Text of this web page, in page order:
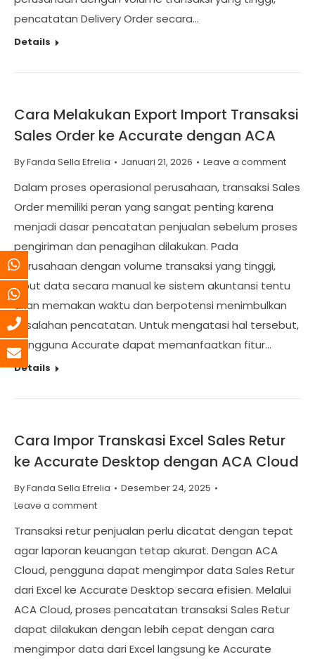
pencatatan Delivery Order secara…
Details
Cara Melakukan Export Import Transaksi
Sales Order ke Accurate dengan ACA
ByFanda Sella Efrelia Januari 21, 2026 Leave a comment
Dalam proses operasional perusahaan, transaksi Sales
Order memiliki peran yang sangat penting karena
menjadi dasar pencatatan penjualan sebelum proses
pengiriman dan penagihan dilakukan. Pada
perusahaan dengan volume transaksi yang tinggi,
input data secara manual ke sistem akuntansi tentu
akan memakan waktu dan berpotensi menimbulkan
kesalahan pencatatan. Untuk mengatasi hal tersebut,
pengguna Accurate dapat memanfaatkan fitur…
Details
Cara Impor Transkasi Excel Sales Retur
ke Accurate Desktop dengan ACA Cloud
ByFanda Sella Efrelia
Desember 24, 2025
Leave a comment
Transaksi retur penjualan perlu dicatat dengan tepat
agar laporan keuangan tetap akurat. Dengan ACA
Cloud, pengguna dapat mengimpor data Sales Retur
dari Excel ke Accurate Desktop secara efisien. Melalui
ACA Cloud, proses pencatatan transaksi Sales Retur
dapat dilakukan dengan lebih cepat dengan cara
mengimpor data dari Excel langsung ke Accurate